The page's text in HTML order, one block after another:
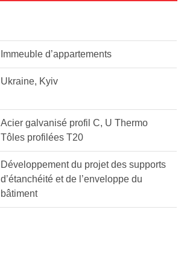
Immeuble d’appartements
Ukraine, Kyiv
Acier galvanisé profil C, U Thermo
Tôles profilées Т20
Développement du projet des supports
d’étanchéité et de l’enveloppe du
bâtiment